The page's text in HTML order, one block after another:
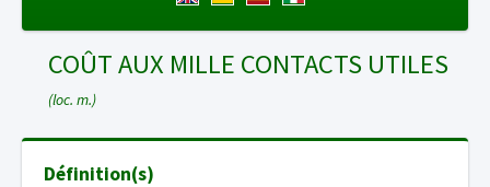
COÛT AUX MILLE CONTACTS UTILES
(loc. m.)
Définition(s)